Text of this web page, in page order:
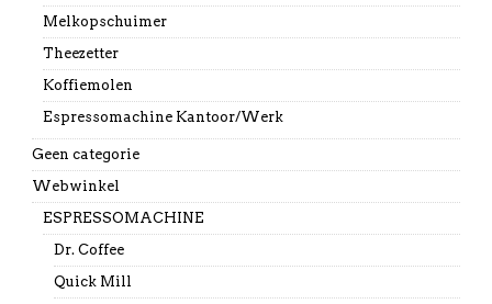
Melkopschuimer
Theezetter
Koffiemolen
Espressomachine Kantoor/Werk
Geen categorie
Webwinkel
ESPRESSOMACHINE
Dr. Coffee
Quick Mill